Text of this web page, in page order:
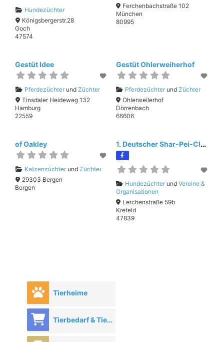
Hundezüchter
Königsbergerstr.28
Goch
47574
Ferchenbachstraße 102
München
80995
Gestüt Idee
Pferdezüchterund Züchter
Tinsdaler Heideweg 132
Hamburg
22559
Gestüt Ohlerweiherhof
Pferdezüchter undZüchter
Ohlerweilerhof
Dörrenbach
66606
of Oakley
Katzenzüchterund Züchter
29303 Bergen
Bergen
1. Deutscher Shar-Pei-Club 1985 e.V.
Hundezüchter undVereine &
Organisationen
Lerchenstraße 59b
Krefeld
47839
Tierheime
Tierbedarf & Tierhandel